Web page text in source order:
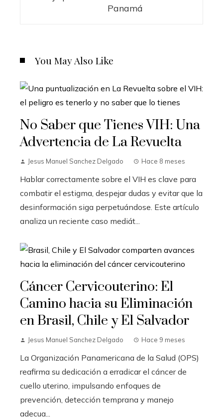
Panamá
You May Also Like
No Saber que Tienes VIH: Una
Advertencia de La Revuelta
Jesus Manuel Sanchez Delgado Hace 8 meses
Hablar correctamente sobre el VIH es clave para
combatir el estigma, despejar dudas y evitar que la
desinformación siga perpetuándose. Este artículo
analiza un reciente caso mediát...
Cáncer Cervicouterino: El
Camino hacia su Eliminación
en Brasil, Chile y El Salvador
Jesus Manuel Sanchez Delgado Hace 9 meses
La Organización Panamericana de la Salud (OPS)
reafirma su dedicación a erradicar el cáncer de
cuello uterino, impulsando enfoques de
prevención, detección temprana y manejo
adecua...